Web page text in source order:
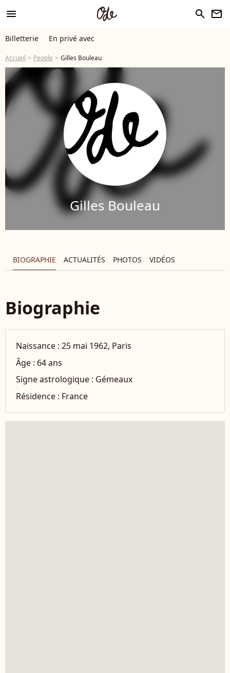
menu search newsletter
Billetterie En privé avec
Accueil People Gilles Bouleau
Gilles Bouleau
BIOGRAPHIE ACTUALITÉS PHOTOS VIDÉOS
Biographie
Naissance :25 mai 1962, Paris
Âge : 64 ans
Signe astrologique : Gémeaux
Résidence : France